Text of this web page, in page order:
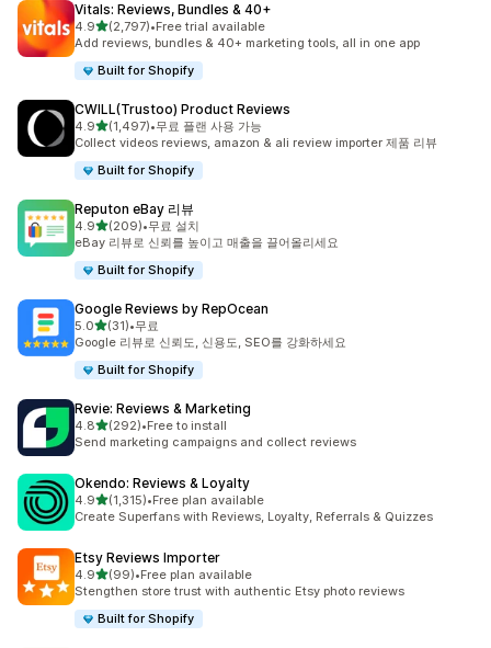
Vitals: Reviews, Bundles & 40+
4.9별 5개 중
(2,797)
총 리뷰 2797개
•Free trial available
Add reviews, bundles & 40+ marketing tools, all in one app
Built for Shopify
CWILL(Trustoo) Product Reviews
4.9별 5개 중
(1,497)
총 리뷰 1497개
•무료 플랜 사용 가능
Collect videos reviews, amazon & ali review importer 제품 리뷰
Built for Shopify
Reputon eBay 리뷰
4.9별 5개 중
(209)
총 리뷰 209개
•무료 설치
eBay 리뷰로 신뢰를 높이고 매출을 끌어올리세요
Built for Shopify
Google Reviews by RepOcean
5.0별 5개 중
(31)
총 리뷰 31개
•무료
Google 리뷰로 신뢰도, 신용도, SEO를 강화하세요
Built for Shopify
Revie: Reviews & Marketing
4.8별 5개 중
(292)
총 리뷰 292개
•Free to install
Send marketing campaigns and collect reviews
Okendo: Reviews & Loyalty
4.9별 5개 중
(1,315)
총 리뷰 1315개
•Free plan available
Create Superfans with Reviews, Loyalty, Referrals & Quizzes
Etsy Reviews Importer
4.9별 5개 중
(99)
총 리뷰 99개
•Free plan available
Stengthen store trust with authentic Etsy photo reviews
Built for Shopify